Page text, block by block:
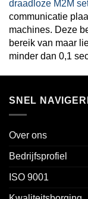
draadloze M2M
communicatie
machines. Deze
bereik van maar
minder dan 0,1
SNEL
Over ons
Bedrijfsprofiel
ISO 9001